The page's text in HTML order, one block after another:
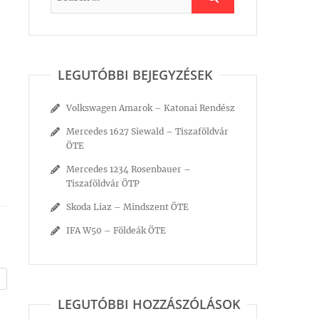
LEGUTÓBBI BEJEGYZÉSEK
Volkswagen Amarok – Katonai Rendész
Mercedes 1627 Siewald – Tiszaföldvár
ÖTE
Mercedes 1234 Rosenbauer –
Tiszaföldvár ÖTP
Skoda Liaz – Mindszent ÖTE
IFA W50 – Földeák ÖTE
LEGUTÓBBI HOZZÁSZÓLÁSOK